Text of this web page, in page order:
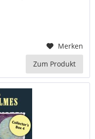
Merken
Zum Produkt